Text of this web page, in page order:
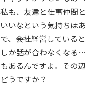
私も、友達と仕事仲間
いいなという気持ちは
で、会社経営している
しか話が合わなくなる
もあるんですよ。その
どうですか？